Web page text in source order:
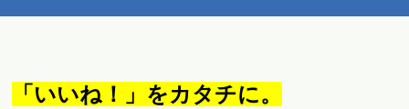
「いいね！」をカタチに。